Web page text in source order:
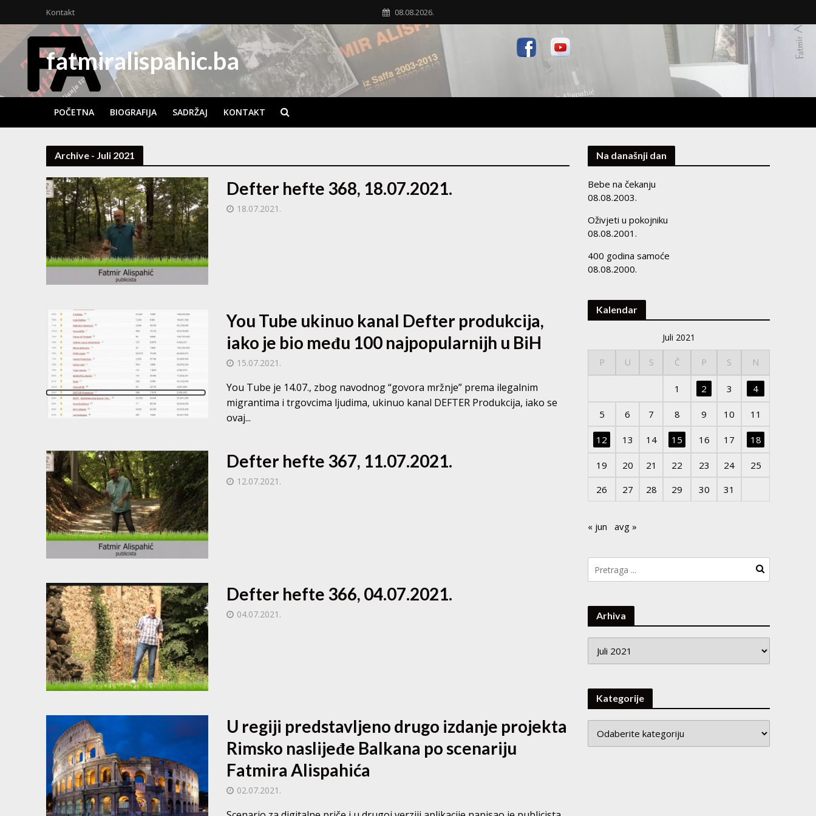
Kontakt 08.08.2026.
fatmiralispahic.ba
POČETNA BIOGRAFIJA SADRŽAJ KONTAKT
Archive - Juli 2021
Defter hefte 368, 18.07.2021.
18.07.2021.
You Tube ukinuo kanal Defter produkcija,
iako je bio među 100 najpopularnijh u BiH
15.07.2021.
You Tube je 14.07., zbog navodnog “govora mržnje” prema ilegalnim
migrantima i trgovcima ljudima, ukinuo kanal DEFTER Produkcija, iako se
ovaj...
Defter hefte 367, 11.07.2021.
12.07.2021.
Defter hefte 366, 04.07.2021.
04.07.2021.
U regiji predstavljeno drugo izdanje projekta
Rimsko naslijeđe Balkana po scenariju
Fatmira Alispahića
02.07.2021.
Na današnji dan
Bebe na čekanju
08.08.2003.
Oživjeti u pokojniku
08.08.2001.
400 godina samoće
08.08.2000.
Kalendar
Juli 2021
P U S Č P S N
1 2 3 4
5 6 7 8 9 10 11
12 13 14 15 16 17 18
19 20 21 22 23 24
25
26
27 28 29 30 31
« jun avg »
Arhiva
Kategorije